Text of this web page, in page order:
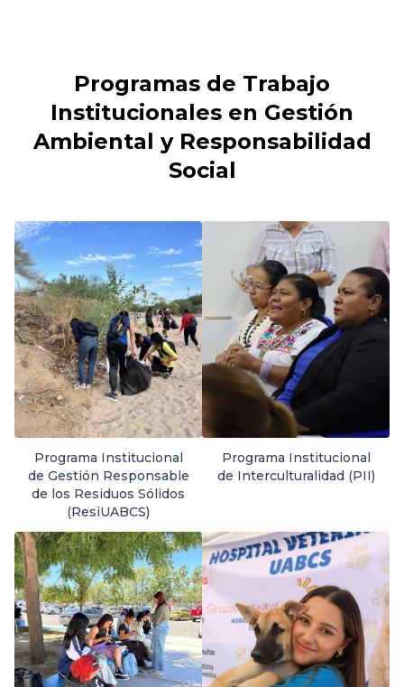
Programas de Trabajo
Institucionales en Gestión
Ambiental y Responsabilidad
Social
Programa Institucional
de Gestión Responsable
de los Residuos Sólidos
(ResiUABCS)
Programa Institucional
de Interculturalidad (PII)